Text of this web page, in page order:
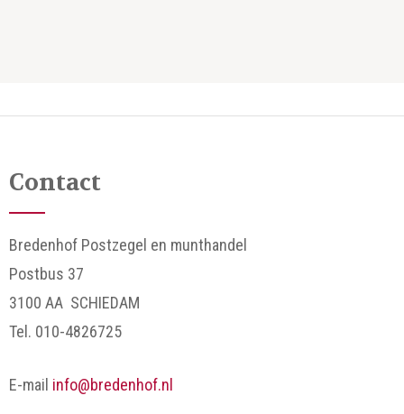
Contact
Bredenhof Postzegel en munthandel
Postbus 37
3100 AA SCHIEDAM
Tel. 010-4826725
E-mail info@bredenhof.nl